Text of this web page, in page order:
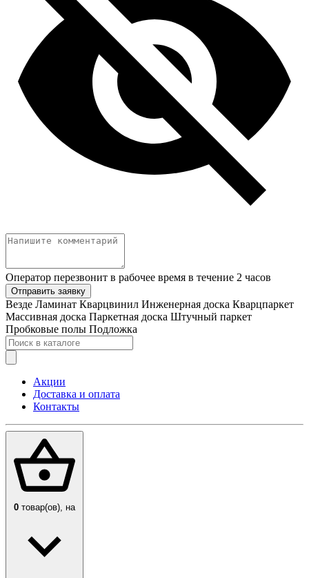
Оператор перезвонит в рабочее время в течение 2 часов
Отправить заявку
Везде Ламинат Кварцвинил Инженерная доска Кварцпаркет
Массивная доска Паркетная доска Штучный паркет
Пробковые полы Подложка
Акции
Доставка и оплата
Контакты
0 товар(ов), на